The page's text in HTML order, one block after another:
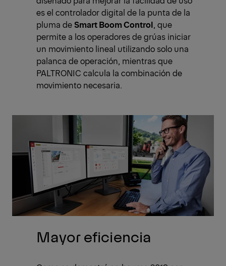
es el controlador digital de la punta de la
pluma de Smart Boom Control, que
permite a los operadores de grúas iniciar
un movimiento lineal utilizando solo una
palanca de operación, mientras que
PALTRONIC calcula la combinación de
movimiento necesaria.
Mayor eficiencia